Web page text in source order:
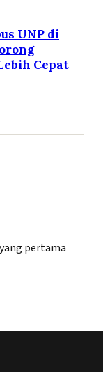
UNP di
Cepat
pertama